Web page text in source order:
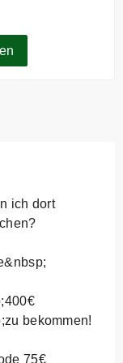
& meer.
ich dort
bekommen!
75€